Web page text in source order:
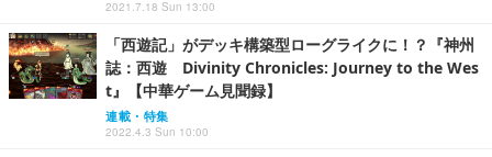
2021.7.18 Sun 13:00
「西遊記」がデッキ構築型ローグライクに！？『神州
誌：西遊 Divinity Chronicles: Journey to the Wes
t』【中華ゲーム見聞録】
連載・特集
2022.4.3 Sun 10:00